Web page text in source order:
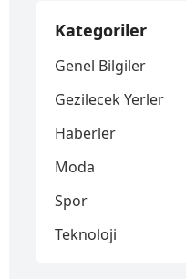
Kategoriler
Genel Bilgiler
Gezilecek Yerler
Haberler
Moda
Spor
Teknoloji